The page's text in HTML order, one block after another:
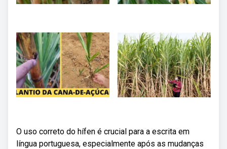
O uso correto do hífen é crucial para a escrita em
língua portuguesa, especialmente após as mudanças